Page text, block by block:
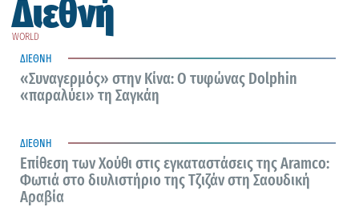
Διεθνή
WORLD
ΔΙΕΘΝΗ
«Συναγερμός» στην Κίνα: Ο τυφώνας Dolphin
«παραλύει» τη Σαγκάη
9 Αυγούστου 2026
ΔΙΕΘΝΗ
Επίθεση των Χούθι στις εγκαταστάσεις της Aramco:
Φωτιά στο διυλιστήριο της Τζιζάν στη Σαουδική
Αραβία
9 Αυγούστου 2026